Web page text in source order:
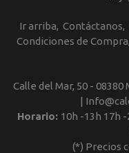
Ir arriba Contáctanos
Condiciones de Compra
Calle del Mar, 50 -
|
Horario: 10h -13h 17h -
(*) Precios